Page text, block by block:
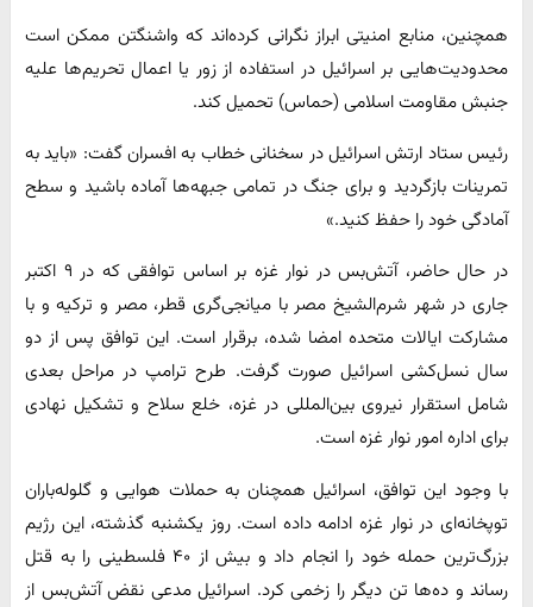
همچنین، منابع امنیتی ابراز نگرانی کرده‌اند که واشنگتن ممکن است
محدودیت‌هایی بر اسرائیل در استفاده از زور یا اعمال تحریم‌ها علیه
جنبش مقاومت اسلامی (حماس) تحمیل کند.
رئیس ستاد ارتش اسرائیل در سخنانی خطاب به افسران گفت: «باید به
تمرینات بازگردید و برای جنگ در تمامی جبهه‌ها آماده باشید و سطح
آمادگی خود را حفظ کنید.»
در حال حاضر، آتش‌بس در نوار غزه بر اساس توافقی که در ۹ اکتبر
جاری در شهر شرم‌الشیخ مصر با میانجی‌گری قطر، مصر و ترکیه و با
مشارکت ایالات متحده امضا شده، برقرار است. این توافق پس از دو
سال نسل‌کشی اسرائیل صورت گرفت. طرح ترامپ در مراحل بعدی
شامل استقرار نیروی بین‌المللی در غزه، خلع سلاح و تشکیل نهادی
برای اداره امور نوار غزه است.
با وجود این توافق، اسرائیل همچنان به حملات هوایی و گلوله‌باران
توپخانه‌ای در نوار غزه ادامه داده است. روز یکشنبه گذشته، این رژیم
بزرگ‌ترین حمله خود را انجام داد و بیش از ۴۰ فلسطینی را به قتل
رساند و ده‌ها تن دیگر را زخمی کرد. اسرائیل مدعی نقض آتش‌بس از